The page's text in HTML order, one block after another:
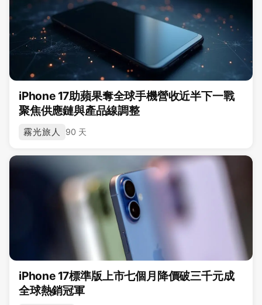
iPhone 17助蘋果奪全球手機營收近半下一戰
聚焦供應鏈與產品線調整
霧光旅人 90 天
iPhone 17標準版上市七個月降價破三千元成
全球熱銷冠軍